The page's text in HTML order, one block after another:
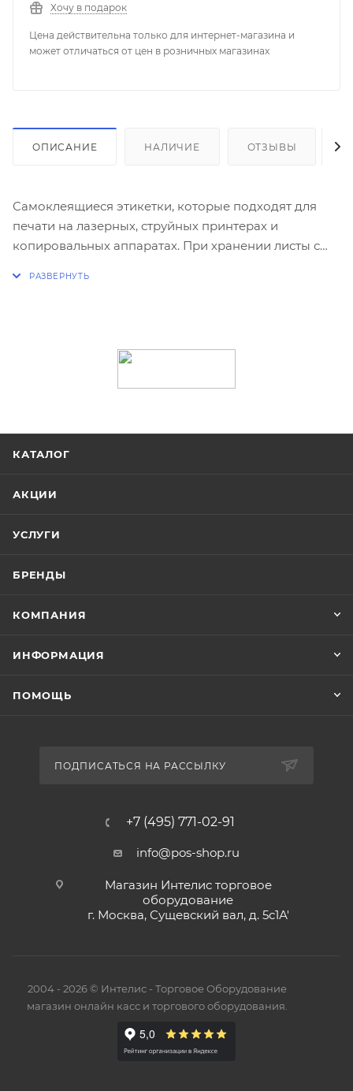
Хочу в подарок
Цена действительна только для интернет-магазина и
может отличаться от цен в розничных магазинах
ОПИСАНИЕ НАЛИЧИЕ ОТЗЫВЫ
Самоклеящиеся этикетки, которые подходят для
печати на лазерных, струйных принтерах и
копировальных аппаратах. При хранении листы с
КАТАЛОГ
АКЦИИ
УСЛУГИ
БРЕНДЫ
КОМПАНИЯ
ИНФОРМАЦИЯ
ПОМОЩЬ
ПОДПИСАТЬСЯ НА РАССЫЛКУ
+7 (495) 771-02-91
info@pos-shop.ru
Магазин Интелис торговое
оборудование
г. Москва, Сущевский вал, д. 5с1А'
2004 - 2026 © Интелис - Торговое Оборудование
магазин онлайн касс и торгового оборудования.